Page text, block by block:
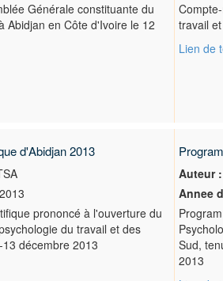
Générale constituante du
Abidjan en Côte d'Ivoire le 12
travail
Lien de
d'Abidjan 2013
2013
prononcé à l'ouverture du
du travail et des
décembre 2013
Auteur :
Annee
Sud,
2013